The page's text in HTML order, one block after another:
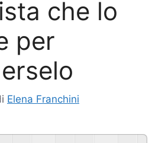
che lo
per
Elena Franchini